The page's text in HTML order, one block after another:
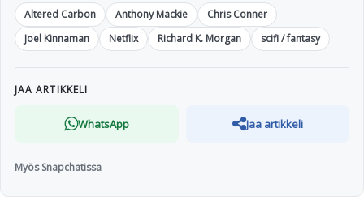
Altered Carbon
Anthony Mackie
Chris Conner
Joel Kinnaman
Netflix Richard K. Morgan scifi / fantasy
JAA ARTIKKELI
WhatsApp Jaa artikkeli
Myös Snapchatissa